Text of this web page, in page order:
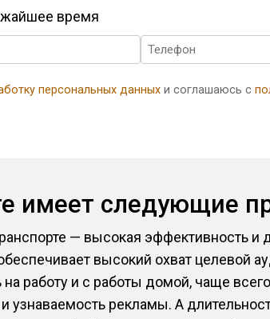
время
персональных данных и соглашаюсь с
имеет следующие
— высокая эффективность и
высокий охват целевой
на работу и с работы домой, чаще
узнаваемость рекламы. А